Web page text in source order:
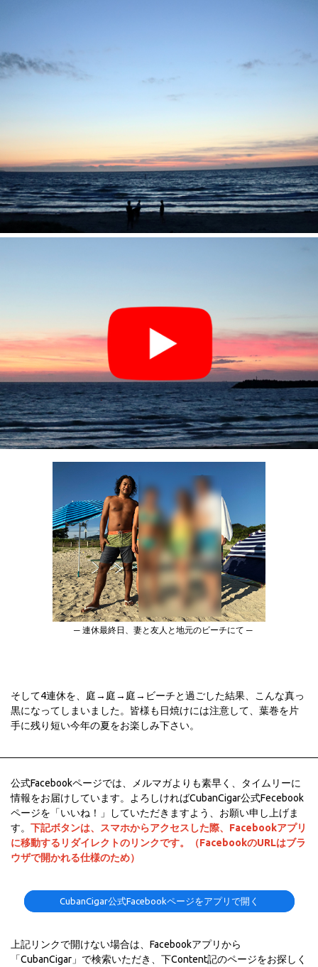
─ 連休最終日、妻と友人と地元のビーチにて ─
そして4連休を、庭→庭→庭→ビーチと過ごした結果、こんな真っ
黒になってしまいました。皆様も日焼けには注意して、葉巻を片
手に残り短い今年の夏をお楽しみ下さい。
公式Facebookページでは、メルマガよりも素早く、タイムリーに
情報をお届けしています。よろしければCubanCigar公式Fecebook
ページを「いいね！」していただきますよう、お願い申し上げま
す。 下記ボタンは、スマホからアクセスした際、Facebookアプリ
に移動するリダイレクトのリンクです。（FacebookのURLはブラ
ウザで開かれる仕様のため）
CubanCigar公式Facebookページをアプリで開く
上記リンクで開けない場合は、Facebookアプリから
「CubanCigar」で検索いただき、下Content記のページをお探しく